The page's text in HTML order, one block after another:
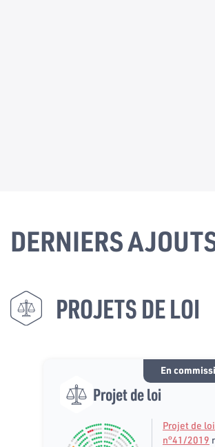
DERNIERS
PROJETS DE LOI
En
Projet de loi
Projet de
n°41/2019